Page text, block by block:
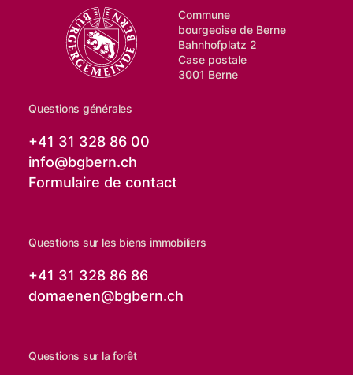
Commune
bourgeoise de Berne
Bahnhofplatz 2
Case postale
3001 Berne
Questions générales
+41 31 328 86 00
info@bgbern.ch
Formulaire de contact
Questions sur les biens immobiliers
+41 31 328 86 86
domaenen@bgbern.ch
Questions sur la forêt